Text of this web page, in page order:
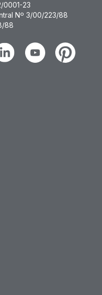
0001-23
Nº 3/00/223/88
88
YoutubePinterest